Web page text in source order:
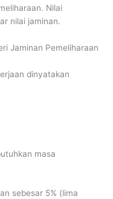
Nilai
nilai jaminan.
Jaminan Pemeliharaan
dinyatakan
masa
sebesar 5% (lima